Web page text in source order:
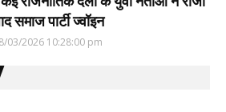
पार्टी ज्वॉइन
8/03/2026 10:28:00 pm